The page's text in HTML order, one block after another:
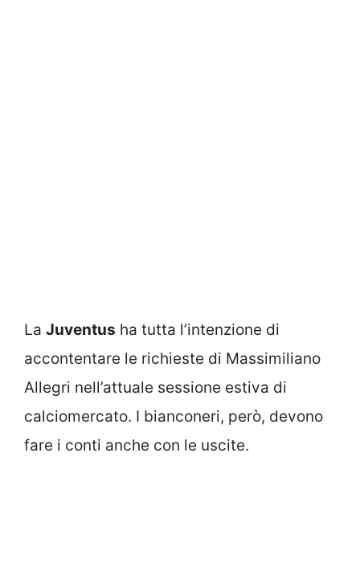
La Juventus ha tutta l’intenzione di
accontentare le richieste di Massimiliano
Allegri nell’attuale sessione estiva di
calciomercato. I bianconeri, però, devono
fare i conti anche con le uscite.